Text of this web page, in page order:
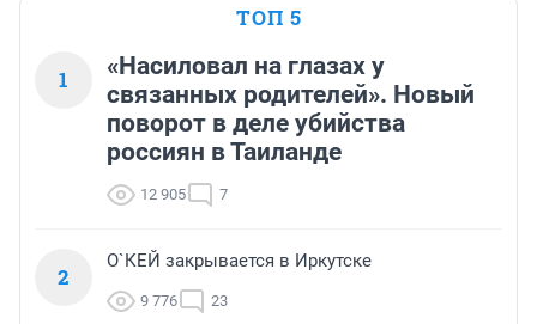
ТОП 5
1
«Насиловал на глазах у
связанных родителей». Новый
поворот в деле убийства
россиян в Таиланде
12 905 7
2
О`КЕЙ закрывается в Иркутске
9 776 23